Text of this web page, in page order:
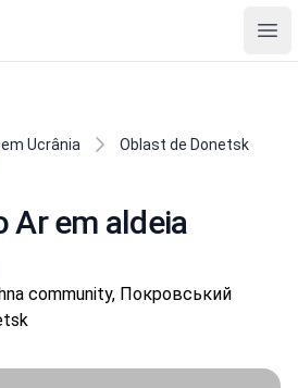
Ucrânia
Oblast de Donetsk
Ar em aldeia
community, Покровський